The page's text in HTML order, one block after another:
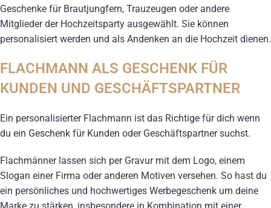
Geschenke für Brautjungfern, Trauzeugen oder andere
Mitglieder der Hochzeitsparty ausgewählt. Sie können
personalisiert werden und als Andenken an die Hochzeit dienen.
FLACHMANN ALS GESCHENK FÜR
KUNDEN UND GESCHÄFTSPARTNER
Ein personalisierter Flachmann ist das Richtige für dich wenn
du ein Geschenk für Kunden oder Geschäftspartner suchst.
Flachmänner lassen sich per Gravur mit dem Logo, einem
Slogan einer Firma oder anderen Motiven versehen. So hast du
ein persönliches und hochwertiges Werbegeschenk um deine